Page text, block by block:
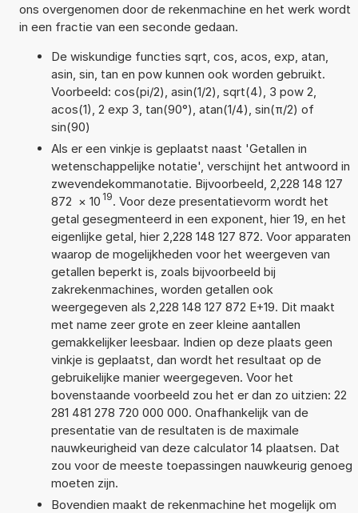
ons overgenomen door de rekenmachine en het werk wordt
in een fractie van een seconde gedaan.
De wiskundige functies sqrt, cos, acos, exp, atan,
asin, sin, tan en pow kunnen ook worden gebruikt.
Voorbeeld: cos(pi/2), asin(1/2), sqrt(4), 3 pow 2,
acos(1), 2 exp 3, tan(90°), atan(1/4), sin(π/2) of
sin(90)
Als er een vinkje is geplaatst naast 'Getallen in
wetenschappelijke notatie', verschijnt het antwoord in
zwevendekommanotatie. Bijvoorbeeld, 2,228 148 127
872 × 10 19. Voor deze presentatievorm wordt het
getal gesegmenteerd in een exponent, hier 19, en het
eigenlijke getal, hier 2,228 148 127 872. Voor apparaten
waarop de mogelijkheden voor het weergeven van
getallen beperkt is, zoals bijvoorbeeld bij
zakrekenmachines, worden getallen ook
weergegeven als 2,228 148 127 872 E+19. Dit maakt
met name zeer grote en zeer kleine aantallen
gemakkelijker leesbaar. Indien op deze plaats geen
vinkje is geplaatst, dan wordt het resultaat op de
gebruikelijke manier weergegeven. Voor het
bovenstaande voorbeeld zou het er dan zo uitzien: 22
281 481 278 720 000 000. Onafhankelijk van de
presentatie van de resultaten is de maximale
nauwkeurigheid van deze calculator 14 plaatsen. Dat
zou voor de meeste toepassingen nauwkeurig genoeg
moeten zijn.
Bovendien maakt de rekenmachine het mogelijk om